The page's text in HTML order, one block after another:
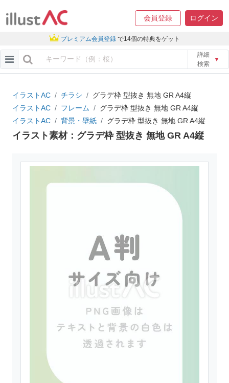
会員登録 ログイン
プレミアム会員登録 で14個の特典をゲット
詳細
検索
▼
イラストAC チラシ
グラデ枠 型抜き 無地 GR A4縦
イラストAC
フレーム
グラデ枠 型抜き 無地 GR A4縦
イラストAC
背景・壁紙 グラデ枠 型抜き 無地 GR A4縦
イラスト素材：グラデ枠 型抜き 無地 GR A4縦